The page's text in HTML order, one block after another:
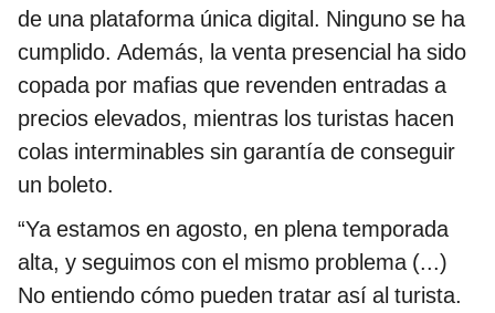
de una plataforma única digital. Ninguno se ha
cumplido. Además, la venta presencial ha sido
copada por mafias que revenden entradas a
precios elevados, mientras los turistas hacen
colas interminables sin garantía de conseguir
un boleto.
“Ya estamos en agosto, en plena temporada
alta, y seguimos con el mismo problema (...)
No entiendo cómo pueden tratar así al turista.